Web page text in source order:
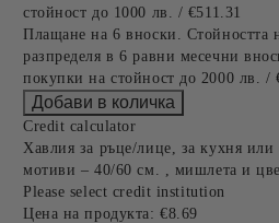
стойност до 1000 лв. / €511.31
Плащане на 6 вноски. Стойността
разпределя в 6 равни месечни
покупки на стойност до 2000 лв. /
Credit calculator
Хавлия за ръце/лице, за кухня или
мотиви – 40/60 см. , мишлета и
Please select credit institution
Цена на продукта: €8.69